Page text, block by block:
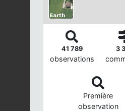
41 789
observations
3
Première
observation